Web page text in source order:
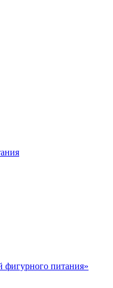
фигурного питания»